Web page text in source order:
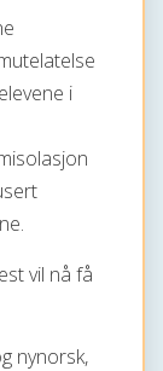
i
vil nå få
nynorsk,